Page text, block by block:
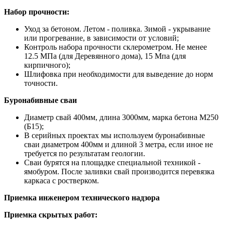
Набор прочности:
Уход за бетоном. Летом - поливка. Зимой - укрывание
или прогревание, в зависимости от условий;
Контроль набора прочности склерометром. Не менее
12.5 МПа (для Деревянного дома), 15 Мпа (для
кирпичного);
Шлифовка при необходимости для выведение до норм
точности.
Буронабивные сваи
Диаметр свай 400мм, длина 3000мм, марка бетона М250
(Б15);
В серийных проектах мы используем буронабивные
сваи диаметром 400мм и длиной 3 метра, если иное не
требуется по результатам геологии.
Сваи бурятся на площадке специальной техникой -
ямобуром. После заливки свай производится перевязка
каркаса с ростверком.
Приемка инженером технического надзора
Приемка скрытых работ: